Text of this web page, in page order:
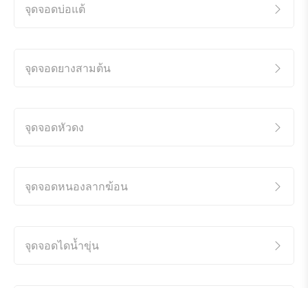
จุดจอดบ่อแต้
จุดจอดยางสามต้น
จุดจอดหัวดง
จุดจอดหนองลากฆ้อน
จุดจอดไดน้ำขุ่น